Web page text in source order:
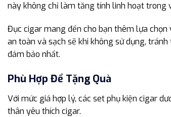
này không chỉ làm tăng tính linh hoạt trong
Đục cigar mang đến cho bạn thêm lựa chọn
an toàn và sạch sẽ khi không sử dụng,
đảm bảo nhất.
Phù Hợp Để Tặng Quà
Với mức giá hợp lý, các set phụ kiện cigar
thân yêu thích cigar.